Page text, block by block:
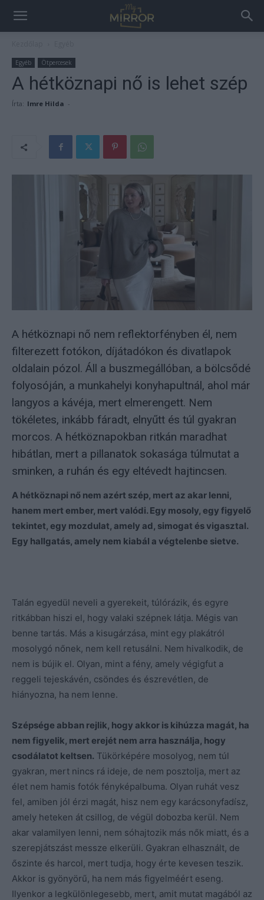
Egyéb Ötpercesek
A hétköznapi nő is lehet szép
Írta: Imre Hilda -
A hétköznapi nő nem reflektorfényben él, nem
filterezett fotókon, díjátadókon és divatlapok
oldalain pózol. Áll a buszmegállóban, a bölcsődé
folyosóján, a munkahelyi konyhapultnál, ahol már
langyos a kávéja, mert elmerengett. Nem
tökéletes, inkább fáradt, elnyűtt és túl gyakran
morcos. A hétköznapokban ritkán maradhat
hibátlan, mert a pillanatok sokasága túlmutat a
sminken, a ruhán és egy eltévedt hajtincsen.
A hétköznapi nő nem azért szép, mert az akar lenni,
hanem mert ember, mert valódi. Egy mosoly, egy figyelő
tekintet, egy mozdulat, amely ad, simogat és vigasztal.
Egy hallgatás, amely nem kiabál a végtelenbe sietve.
Talán egyedül neveli a gyerekeit, túlórázik, és egyre
ritkábban hiszi el, hogy valaki szépnek látja. Mégis van
benne tartás. Más a kisugárzása, mint egy plakátról
mosolygó nőnek, nem kell retusálni. Nem hivalkodik, de
nem is bújik el. Olyan, mint a fény, amely végigfut a
reggeli tejeskávén, csöndes és észrevétlen, de
hiányozna, ha nem lenne.
Szépsége abban rejlik, hogy akkor is kihúzza magát, ha
nem figyelik, mert erejét nem arra használja, hogy
csodálatot keltsen. Tükörképére mosolyog, nem túl
gyakran, mert nincs rá ideje, de nem posztolja, mert az
élet nem hamis fotók fényképalbuma. Olyan ruhát vesz
fel, amiben jól érzi magát, hisz nem egy karácsonyfadísz,
amely heteken át csillog, de végül dobozba kerül. Nem
akar valamilyen lenni, nem sóhajtozik más nők miatt, és a
szerepjátszást messze elkerüli. Gyakran elhasznált, de
őszinte és harcol, mert tudja, hogy érte kevesen teszik.
Akkor is gyönyörű, ha nem más figyelméért eseng.
Ilyenkor a legkülönlegesebb, mert, amit mutat magából az